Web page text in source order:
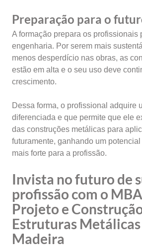
Preparação para o
A formação prepara os profissionais
engenharia. Por serem mais
menos desperdício nas obras, as
estão em alta e o seu uso deve
crescimento.
Dessa forma, o profissional adquire
diferenciada e que permite que ele
das construções metálicas para
futuramente, ganhando um
mais forte para a profissão.
Invista no futuro de
profissão com o
Projeto e
Estruturas Metálicas
Madeira